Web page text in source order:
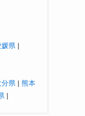
媛県 |
分県 | 熊本
|